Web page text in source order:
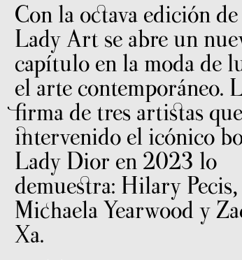
Con la octava edición
Lady Art se abre un
capítulo en la moda de
el arte contemporáneo.
firma de tres artistas
intervenido el icónico
Lady Dior en 2023 lo
demuestra: Hilary Pecis,
Michaela Yearwood y
Xa.